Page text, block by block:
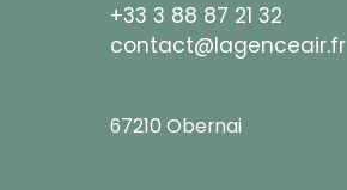
+33 3 88 87 21 32
contact@lagenceair.fr
67210 Obernai